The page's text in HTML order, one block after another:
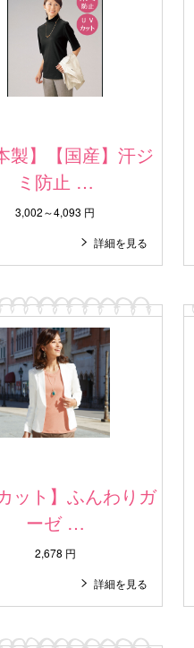
製】【国産】汗ジ
ミ防止 …
3,002～4,093 円
詳細を見る
ット】ふんわりガ
ーゼ …
2,678 円
詳細を見る